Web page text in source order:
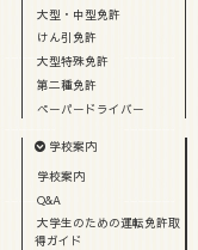
大型・中型免許
けん引免許
大型特殊免許
第二種免許
ペーパードライバー
学校案内
学校案内
Q&A
大学生のための運転免許取
得ガイド